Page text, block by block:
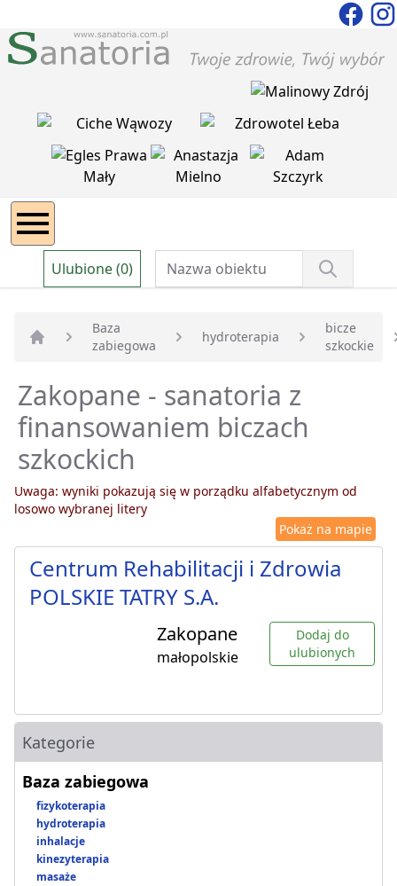
Ulubione (0)
Strona główna
Baza
zabiegowa
hydroterapia
bicze
szkockie
Zakopane - sanatoria z
finansowaniem biczach
szkockich
Uwaga: wyniki pokazują się w porządku alfabetycznym od
losowo wybranej litery
Pokaż na mapie
Centrum Rehabilitacji i Zdrowia
POLSKIE TATRY S.A.
Zakopane
małopolskie
Dodaj do
ulubionych
Kategorie
Baza zabiegowa
fizykoterapia
hydroterapia
inhalacje
kinezyterapia
masaże